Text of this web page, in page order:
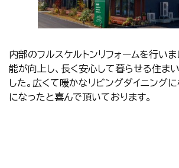
内部のフルスケルトンリフォームを行いま
能が向上し、長く安心して暮らせる住ま
した。広くて暖かなリビングダイニング
になったと喜んで頂いております。